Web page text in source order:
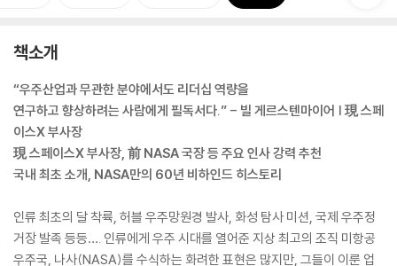
책소개
“우주산업과 무관한 분야에서도 리더십 역량을
연구하고 향상하려는 사람에게 필독서다.” - 빌 게르스텐마이어 | 現 스페
이스X 부사장
現 스페이스X 부사장, 前 NASA 국장 등 주요 인사 강력 추천
국내 최초 소개, NASA만의 60년 비하인드 히스토리
인류 최초의 달 착륙, 허블 우주망원경 발사, 화성 탐사 미션, 국제 우주정
거장 발족 등등…. 인류에게 우주 시대를 열어준 지상 최고의 조직 미항공
우주국, 나사(NASA)를 수식하는 화려한 표현은 많지만, 그들이 이룬 업